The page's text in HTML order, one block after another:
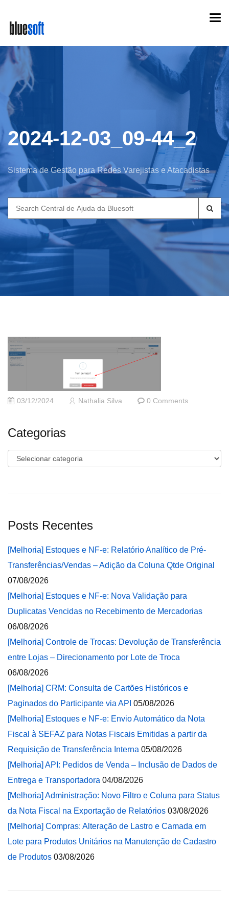
main
content
2024-12-03_09-44_2
Sistema de Gestão para Redes Varejistas e Atacadistas
Search
for:
03/12/2024 Nathalia Silva 0 Comments
Categorias
Categorias
Posts Recentes
[Melhoria] Estoques e NF-e: Relatório Analítico de Pré-
Transferências/Vendas – Adição da Coluna Qtde Original
07/08/2026
[Melhoria] Estoques e NF-e: Nova Validação para
Duplicatas Vencidas no Recebimento de Mercadorias
06/08/2026
[Melhoria] Controle de Trocas: Devolução de Transferência
entre Lojas – Direcionamento por Lote de Troca
06/08/2026
[Melhoria] CRM: Consulta de Cartões Históricos e
Paginados do Participante via API 05/08/2026
[Melhoria] Estoques e NF-e: Envio Automático da Nota
Fiscal à SEFAZ para Notas Fiscais Emitidas a partir da
Requisição de Transferência Interna 05/08/2026
[Melhoria] API: Pedidos de Venda – Inclusão de Dados de
Entrega e Transportadora 04/08/2026
[Melhoria] Administração: Novo Filtro e Coluna para Status
da Nota Fiscal na Exportação de Relatórios 03/08/2026
[Melhoria] Compras: Alteração de Lastro e Camada em
Lote para Produtos Unitários na Manutenção de Cadastro
de Produtos 03/08/2026